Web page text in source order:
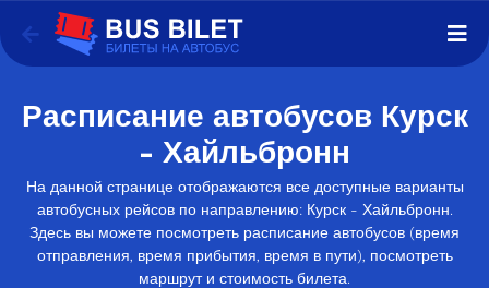
Расписание автобусов Курск
- Хайльбронн
На данной странице отображаются все доступные варианты
автобусных рейсов по направлению: Курск - Хайльбронн.
Здесь вы можете посмотреть расписание автобусов (время
отправления, время прибытия, время в пути), посмотреть
маршрут и стоимость билета.